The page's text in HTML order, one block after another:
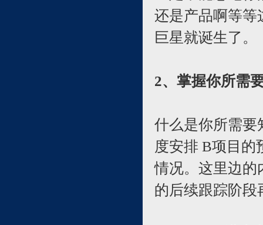
还是产品啊等等
巨星就诞生了。
2、掌握你所需
什么是你所需要
度安排 B项目的
情况。这里边的
的后续跟踪阶